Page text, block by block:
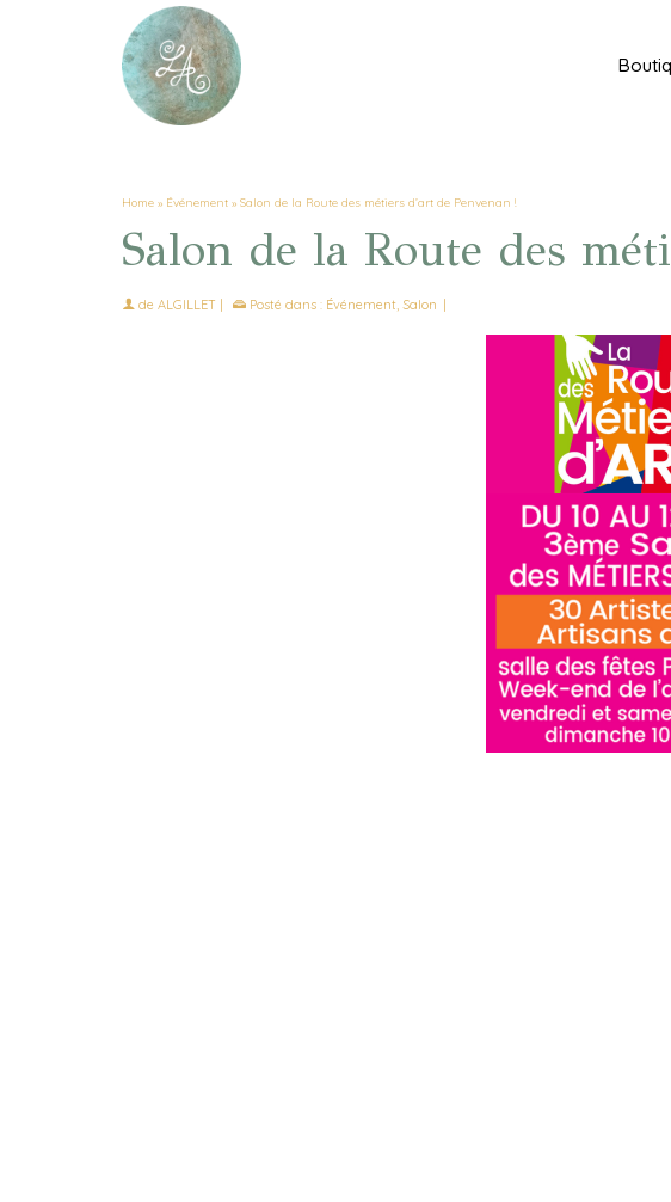
Home » Événement » Salon de la Route des métiers d’art de Penvenan !
Salon de la Route des
de ALGILLET Posté dans : Événement, Salon